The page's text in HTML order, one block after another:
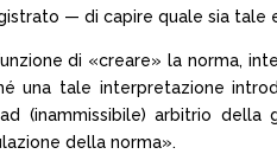
— di capire quale sia tale
di «creare» la norma,
una tale interpretazione
(inammissibile) arbitrio
della norma».